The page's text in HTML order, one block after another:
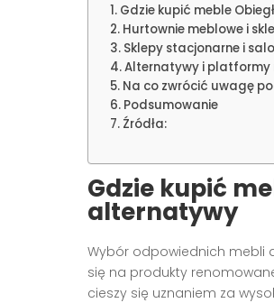
Gdzie kupić meble
Hurtownie meblowe i
Sklepy stacjonarne i
Alternatywy i platformy
Na co zwrócić uwagę
Podsumowanie
Źródła:
Gdzie kupić
alternatywy
Wybór odpowiednich mebli
się na produkty
cieszy się uznaniem za